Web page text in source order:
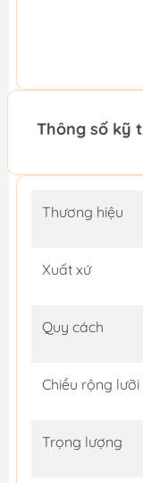
Thông số kỹ
Thương hiệu
Xuất xứ
Quy cách
Chiều rộng lưỡi
Trọng lượng